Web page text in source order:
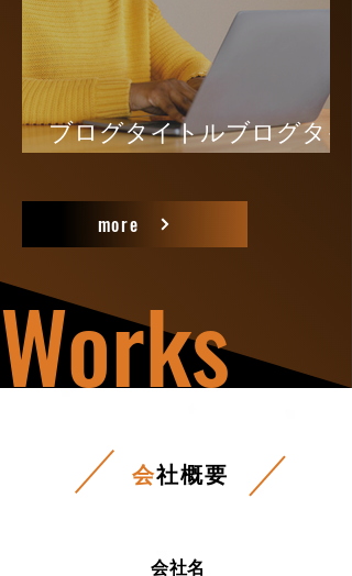
ブログタイトルブログタイ
more
Works
会社概要
会社名